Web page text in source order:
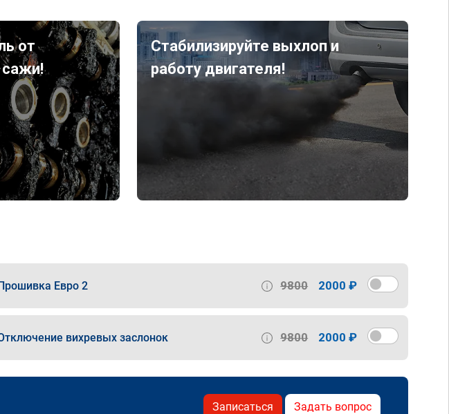
от
сажи!
Стабилизируйте выхлоп и
работу двигателя!
Евро 2 9800 2000 ₽
вихревых заслонок 9800 2000 ₽
Записаться Задать вопрос